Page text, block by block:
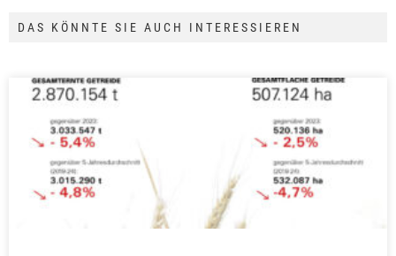
DAS KÖNNTE SIE AUCH INTERESSIEREN